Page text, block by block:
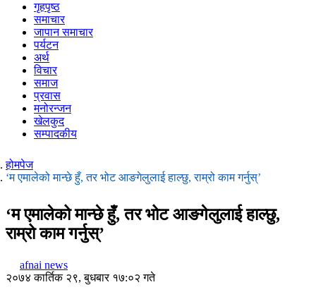
गृहपृष्ठ
समाचार
जापान समाचार
पर्यटन
अर्थ
विचार
समाज
प्रवास
मनोरन्जन
खेलकुद
सम्पादकीय
होमपेज
‘म एमालेको मान्छे हुँ, तर भोट आङगेलुलाई हाल्छु, राम्रो काम गर्नुस्’
‘म एमालेको मान्छे हुँ, तर भोट आङगेलुलाई हाल्छु,
राम्रो काम गर्नुस्’
afnai news
२०७४ कार्तिक २९, बुधबार १७:०२ गते